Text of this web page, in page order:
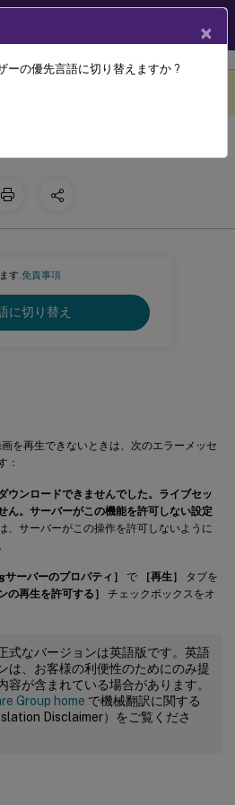
Recording 2204
す.免責事項
に切り替え
を再生できないときは、次のエラーメッセ
：
ウンロードできませんでした。ライブセッ
ん。サーバーがこの機能を許可しない設定
、サーバーがこの操作を許可しないように
ーバーのプロパティ］ で ［再生］
タブを
の再生を許可する］
チェックボックスをオ
式なバージョンは英語版です。英語
は、お客様の利便性のためにのみ提
容が含まれている場合があります。
Group home で機械翻訳に関する
Disclaimer）をご覧くださ
を再生できない
×
ーの優先言語に切り替えますか ?